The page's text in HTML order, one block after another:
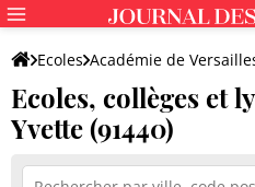
Ecoles Académie de
Ecoles, collèges et
Yvette (91440)